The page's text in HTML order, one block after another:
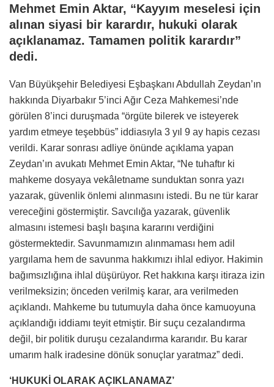
Mehmet Emin Aktar, “Kayyım meselesi için
alınan siyasi bir karardır, hukuki olarak
açıklanamaz. Tamamen politik karardır”
dedi.
Van Büyükşehir Belediyesi Eşbaşkanı Abdullah Zeydan’ın
hakkında Diyarbakır 5’inci Ağır Ceza Mahkemesi’nde
görülen 8’inci duruşmada “örgüte bilerek ve isteyerek
yardım etmeye teşebbüs” iddiasıyla 3 yıl 9 ay hapis cezası
verildi. Karar sonrası adliye önünde açıklama yapan
Zeydan’ın avukatı Mehmet Emin Aktar, “Ne tuhaftır ki
mahkeme dosyaya vekâletname sunduktan sonra yazı
yazarak, güvenlik önlemi alınmasını istedi. Bu ne tür karar
vereceğini göstermiştir. Savcılığa yazarak, güvenlik
almasını istemesi başlı başına kararını verdiğini
göstermektedir. Savunmamızın alınmaması hem adil
yargılama hem de savunma hakkımızı ihlal ediyor. Hakimin
bağımsızlığına ihlal düşürüyor. Ret hakkına karşı itiraza izin
verilmeksizin; önceden verilmiş karar, ara verilmeden
açıklandı. Mahkeme bu tutumuyla daha önce kamuoyuna
açıklandığı iddiamı teyit etmiştir. Bir suçu cezalandırma
değil, bir politik duruşu cezalandırma kararıdır. Bu karar
umarım halk iradesine dönük sonuçlar yaratmaz” dedi.
‘HUKUKİ OLARAK AÇIKLANAMAZ’